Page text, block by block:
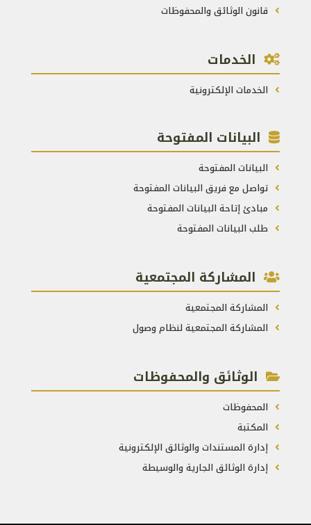
قانون الوثائق والمحفوظات
الخدمات
الخدمات الإلكترونية
البيانات المفتوحة
البيانات المفتوحة
تواصل مع فريق البيانات المفتوحة
مبادئ إتاحة البيانات المفتوحة
طلب البيانات المفتوحة
المشاركة المجتمعية
المشاركة المجتمعية
المشاركة المجتمعية لنظام وصول
الوثائق والمحفوظات
المحفوظات
المكتبة
إدارة المستندات والوثائق الإلكترونية
إدارة الوثائق الجارية والوسيطة